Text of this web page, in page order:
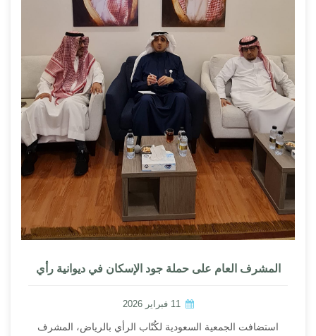
المشرف العام على حملة جود الإسكان في ديوانية رأي
11 فبراير 2026
استضافت الجمعية السعودية لكُتّاب الرأي بالرياض، المشرف